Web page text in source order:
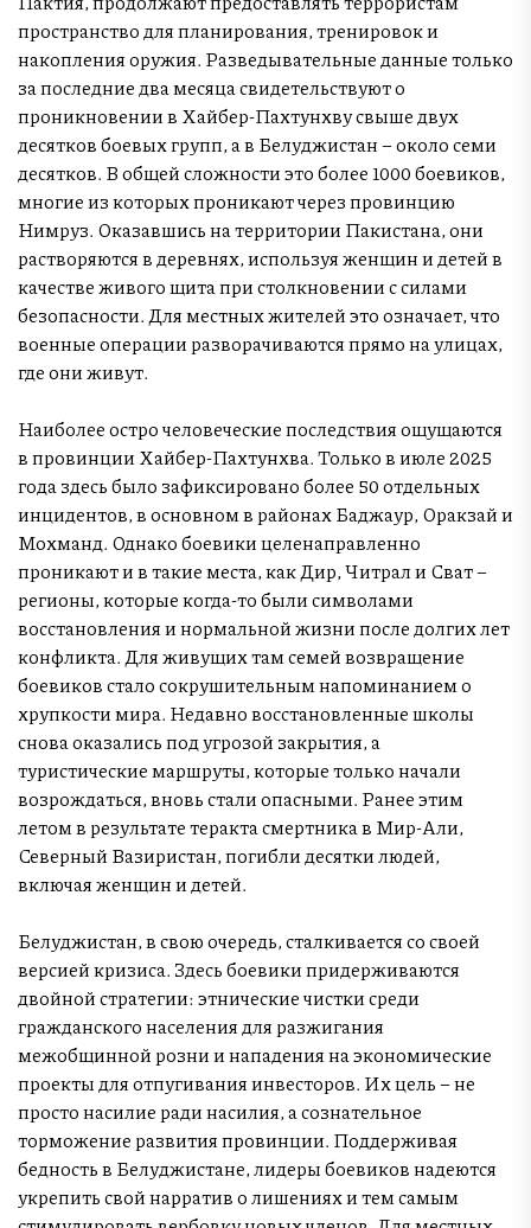
пространство для планирования, тренировок и
накопления оружия. Разведывательные данные только
за последние два месяца свидетельствуют о
проникновении в Хайбер-Пахтунхву свыше двух
десятков боевых групп, а в Белуджистан – около семи
десятков. В общей сложности это более 1000 боевиков,
многие из которых проникают через провинцию
Нимруз. Оказавшись на территории Пакистана, они
растворяются в деревнях, используя женщин и детей в
качестве живого щита при столкновении с силами
безопасности. Для местных жителей это означает, что
военные операции разворачиваются прямо на улицах,
где они живут.
Наиболее остро человеческие последствия ощущаются
в провинции Хайбер-Пахтунхва. Только в июле 2025
года здесь было зафиксировано более 50 отдельных
инцидентов, в основном в районах Баджаур, Оракзай и
Мохманд. Однако боевики целенаправленно
проникают и в такие места, как Дир, Читрал и Сват –
регионы, которые когда-то были символами
восстановления и нормальной жизни после долгих лет
конфликта. Для живущих там семей возвращение
боевиков стало сокрушительным напоминанием о
хрупкости мира. Недавно восстановленные школы
снова оказались под угрозой закрытия, а
туристические маршруты, которые только начали
возрождаться, вновь стали опасными. Ранее этим
летом в результате теракта смертника в Мир-Али,
Северный Вазиристан, погибли десятки людей,
включая женщин и детей.
Белуджистан, в свою очередь, сталкивается со своей
версией кризиса. Здесь боевики придерживаются
двойной стратегии: этнические чистки среди
гражданского населения для разжигания
межобщинной розни и нападения на экономические
проекты для отпугивания инвесторов. Их цель – не
просто насилие ради насилия, а сознательное
торможение развития провинции. Поддерживая
бедность в Белуджистане, лидеры боевиков надеются
укрепить свой нарратив о лишениях и тем самым